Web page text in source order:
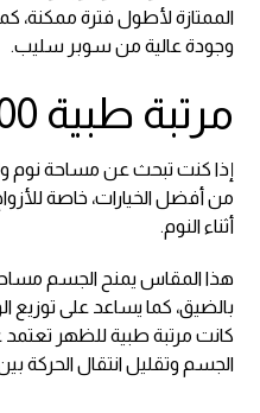
الممتازة لأطول فترة ممكنة،
وجودة عالية من سوبر سليب.
مرتبة طبية 200*200
من أفضل الخيارات، خاصة
أثناء النوم.
هذا المقاس يمنح الجسم
بالضيق، كما يساعد على
كانت مرتبة طبية للظهر
الجسم وتقليل انتقال الحركة